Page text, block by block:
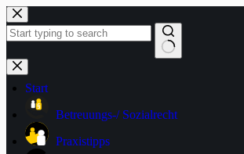
Zum
Inhalt
springen
Keine
Ergebnisse
Start
Betreuungs-/ Sozialrecht
Praxistipps